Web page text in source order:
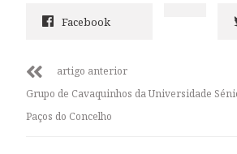
Facebook
artigo anterior
Grupo de Cavaquinhos da Universidade
Paços do Concelho